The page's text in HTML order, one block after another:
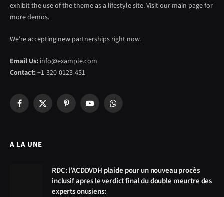
exhibit the use of the theme as a lifestyle site. Visit our main page for
more demos.
We're accepting new partnerships right now.
Email Us: info@example.com
Contact:+1-320-0123-451
Facebook
X
PinterestYouTubeWhatsApp
A LA UNE
RDC: l’ACDDVDH plaide pour un nouveau procès
inclusif apres le verdict final du double meurtre des
experts onusiens: